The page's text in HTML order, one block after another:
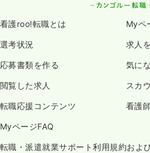
看護roo!転職とは Myペ
選考状況 求人
応募書類を作る 気に
閲覧した求人 スカ
転職応援コンテンツ 看護
MyページFAQ
転職・派遣就業サポート利用規約およ